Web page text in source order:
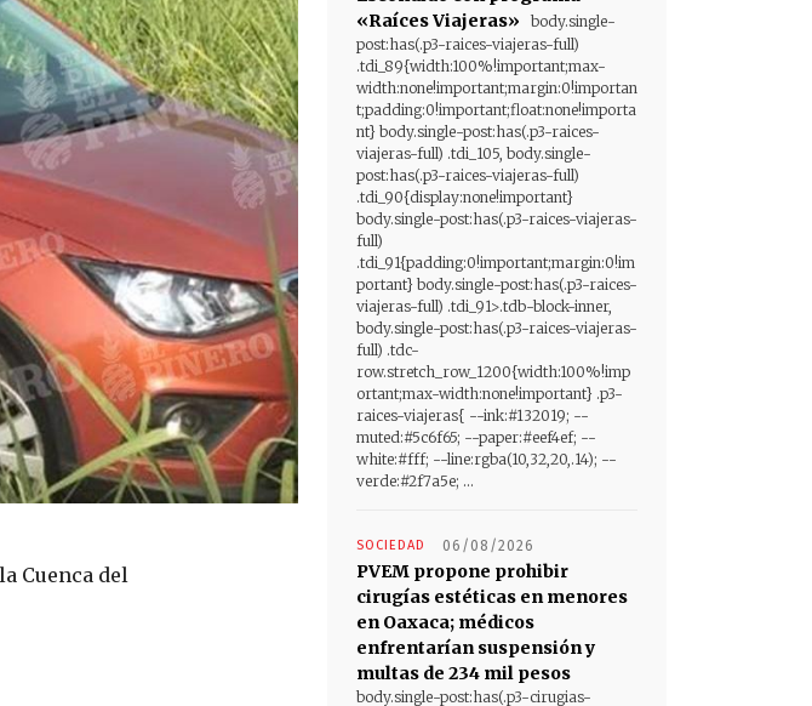
Cuenca del
«Raíces Viajeras»
body.single-
post:has(.p3-raices-viajeras-full)
.tdi_89{width:100%!important;max-
width:none!important;margin:0!importan
t;padding:0!important;float:none!importa
nt} body.single-post:has(.p3-raices-
viajeras-full) .tdi_105, body.single-
post:has(.p3-raices-viajeras-full)
.tdi_90{display:none!important}
body.single-post:has(.p3-raices-viajeras-
full)
.tdi_91{padding:0!important;margin:0!im
portant} body.single-post:has(.p3-raices-
viajeras-full) .tdi_91>.tdb-block-inner,
body.single-post:has(.p3-raices-viajeras-
full) .tdc-
row.stretch_row_1200{width:100%!imp
ortant;max-width:none!important} .p3-
raices-viajeras{ --ink:#132019; --
muted:#5c6f65; --paper:#eef4ef; --
white:#fff; --line:rgba(10,32,20,.14); --
verde:#2f7a5e; ...
SOCIEDAD 06/08/2026
PVEM propone prohibir
cirugías estéticas en menores
en Oaxaca; médicos
enfrentarían suspensión y
multas de 234 mil pesos
body.single-post:has(.p3-cirugias-